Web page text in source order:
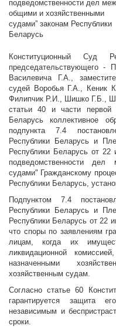
подведомственности дел
общими и хозяйственными
судами” законам Республики
Беларусь
Конституционный Суд
председательствующего -
Василевича Г.А.,
судей Воробья Г.А., Кеник
Филипчик Р.И., Шишко Г.Б.,
статьи 40 и части первой
Беларусь коллективное
подпункта 7.4
Республики Беларусь и
Республики Беларусь от
подведомственности
судами" Гражданскому
Республики Беларусь,
Подпунктом 7.4
Республики Беларусь и
Республики Беларусь от 22
что споры по заявлениям
лицам, когда их
ликвидационной
назначенными
хозяйственным судам.
Согласно статье 60
гарантируется защита
независимым и
сроки.